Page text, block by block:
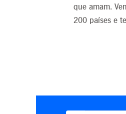
que amam.
200 países e